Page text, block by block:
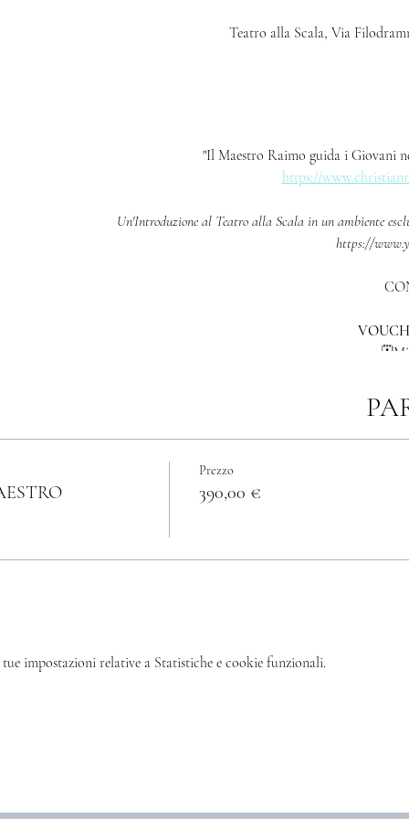
Teatro alla Scala, Via
"Il Maestro Raimo guida i Giovani
https://
Un'Introduzione al Teatro alla Scala in un ambiente
https://
✔️h 14:00 ritrovo
🎭 h 14:15
Prezzo
390,00 €
impostazioni relative a Statistiche e cookie funzionali.